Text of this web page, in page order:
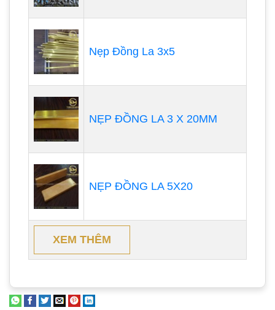
Nẹp Đồng La 3x5
NẸP ĐỒNG LA 3 X 20MM
NẸP ĐỒNG LA 5X20
XEM THÊM